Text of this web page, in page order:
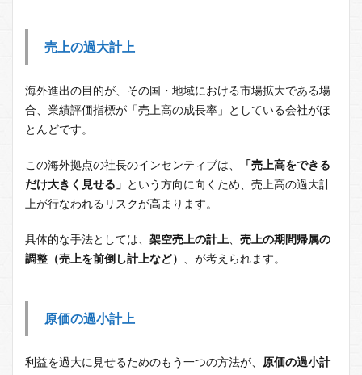
売上の過大計上
海外進出の目的が、その国・地域における市場拡大である場
合、業績評価指標が「売上高の成長率」としている会社がほ
とんどです。
この海外拠点の社長のインセンティブは、
「売上高をできる
だけ大きく見せる」 という方向に向くため、売上高の過大計
上が行なわれるリスクが高まります。
具体的な手法としては、 架空売上の計上
売上の期間帰属の
調整（売上を前倒し計上など）
、が考えられます。
原価の過小計上
利益を過大に見せるためのもう一つの方法が、 原価の過小計